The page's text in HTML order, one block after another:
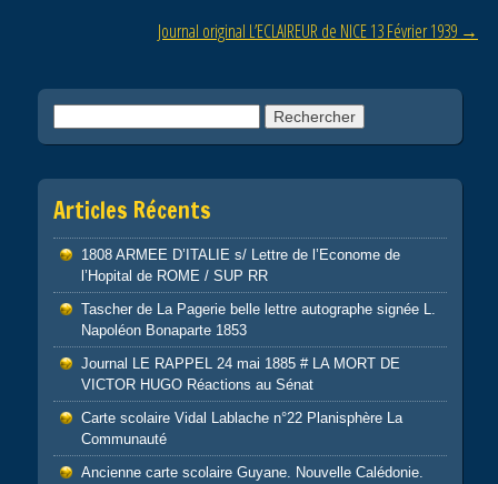
Journal original L’ECLAIREUR de NICE 13 Février 1939 →
Articles Récents
1808 ARMEE D’ITALIE s/ Lettre de l’Econome de
l’Hopital de ROME / SUP RR
Tascher de La Pagerie belle lettre autographe signée L.
Napoléon Bonaparte 1853
Journal LE RAPPEL 24 mai 1885 # LA MORT DE
VICTOR HUGO Réactions au Sénat
Carte scolaire Vidal Lablache n°22 Planisphère La
Communauté
Ancienne carte scolaire Guyane. Nouvelle Calédonie.